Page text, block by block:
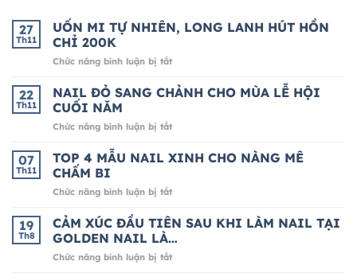
27
Th11
UỐN MI TỰ NHIÊN, LONG LANH HÚT HỒN
CHỈ 200K
Chức năng bình luận bị tắtở
MI
LONG
HÚT
22
Th11
NAIL ĐỎ SANG CHẢNH CHO MÙA LỄ HỘI
CUỐI NĂM
Chức năng bình luận bị tắtở
ĐỎ
CHO
LỄ
07
Th11
TOP 4 MẪU NAIL XINH CHO NÀNG MÊ
CHẤM BI
Chức năng bình luận bị tắtở
4
MẪU
NAIL
XINH
19
Th8
CẢM XÚC ĐẦU TIÊN SAU KHI LÀM NAIL TẠI
GOLDEN NAIL LÀ…
Chức năng bình luận bị tắtở